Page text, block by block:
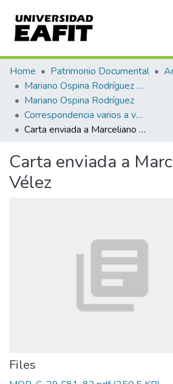
Communities & Collections
All of DSpace
Statistics
Home Patrimonio Documental
Mariano Ospina Rodríguez (1826 -1912)
Mariano Ospina Rodríguez
Correspondencia varios a varios
Carta enviada a Marceliano Vélez
Carta enviada a
Vélez
Files